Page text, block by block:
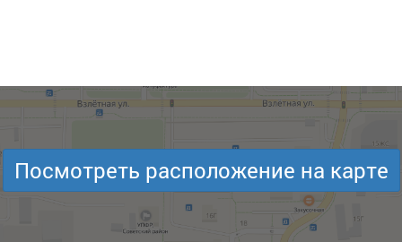
Посмотреть расположение на карте